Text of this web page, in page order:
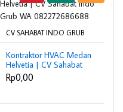
CV SAHABAT INDO GRUB
Kontraktor HVAC Medan
Helvetia | CV Sahabat
Indo Grub WA
082272686688
Rp0,00